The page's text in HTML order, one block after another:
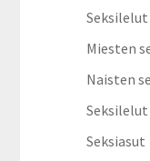
Seksilelut
Miesten
Naisten
Seksiasut